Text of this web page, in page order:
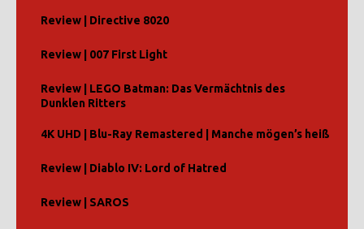
Review | Directive 8020
Review | 007 First Light
Review | LEGO Batman: Das Vermächtnis des
Dunklen Ritters
4K UHD | Blu-Ray Remastered | Manche mögen’s heiß
Review | Diablo IV: Lord of Hatred
Review | SAROS